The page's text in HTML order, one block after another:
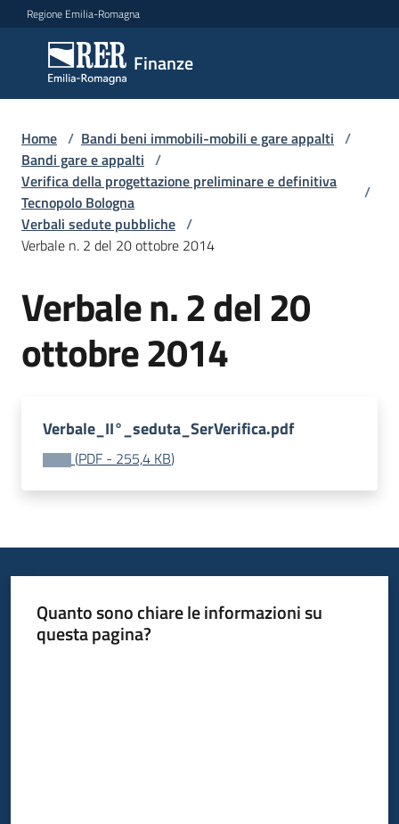
Vai al contenuto
Vai alla navigazione
Vai al footer
Regione Emilia-Romagna
Finanze
Finanze
Argomenti
Novità
Atti
Bandi
Piani
Home / Bandi beni immobili-mobili e gare appalti /
Bandi gare e appalti /
Verifica della progettazione preliminare e definitiva
Tecnopolo Bologna
/
Verbali sedute pubbliche /
Verbale n. 2 del 20 ottobre 2014
Verbale n. 2 del 20
ottobre 2014
Verbale_II°_seduta_SerVerifica.pdf
(PDF - 255,4 KB)
Quanto sono chiare le informazioni su
questa pagina?